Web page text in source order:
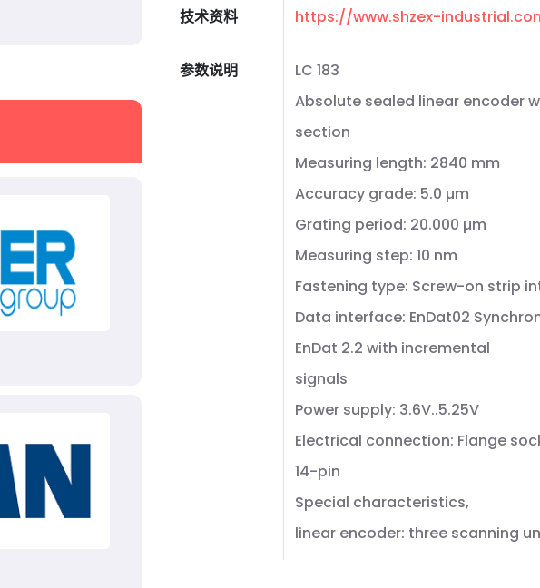
技术资料 https://www.shzex-
参数说明
LC 183
Absolute sealed linear encoder
section
Measuring length: 2840 mm
Accuracy grade: 5.0 µm
Grating period: 20.000 µm
Measuring step: 10 nm
Fastening type: Screw-on strip
Data interface: EnDat02
EnDat 2.2 with incremental
signals
Power supply: 3.6V..5.25V
Electrical connection: Flange
14-pin
Special characteristics,
linear encoder: three scanning